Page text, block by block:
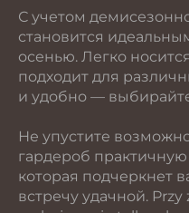
С учетом
становится
осенью. Легко
подходит для
и удобно —
Не упустите
гардероб
которая подчеркнет
встречу удачной.